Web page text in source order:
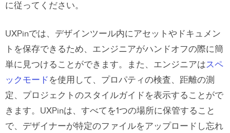
に従ってください。
UXPinでは、デザインツール内にアセットやドキュメン
トを保存できるため、エンジニアがハンドオフの際に簡
単に見つけることができます。また、エンジニアはスペ
ックモード を使用して、プロパティの検査、距離の測
定、プロジェクトのスタイルガイドを表示することがで
きます。UXPinは、すべてを1つの場所に保管すること
で、デザイナーが特定のファイルをアップロードし忘れ